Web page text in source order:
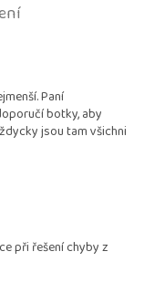
hvězdiček.
Paní
botky, aby
jsou tam všichni
hvězdiček.
při řešení chyby z